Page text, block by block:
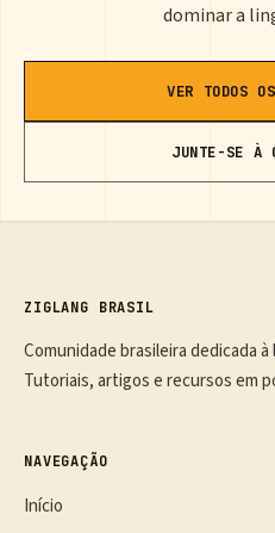
dominar a
VER TODOS
JUNTE-SE À
ZIGLANG BRASIL
Comunidade brasileira dedicada
Tutoriais, artigos e recursos em
NAVEGAÇÃO
Início